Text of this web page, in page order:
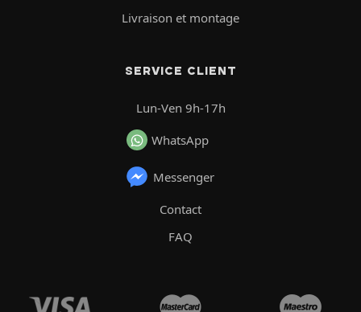
Livraison et montage
SERVICE CLIENT
Lun-Ven 9h-17h
WhatsApp
Messenger
Contact
FAQ